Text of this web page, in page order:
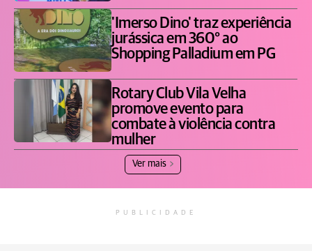
'Imerso Dino' traz experiência
jurássica em 360° ao
Shopping Palladium em PG
Rotary Club Vila Velha
promove evento para
combate à violência contra
mulher
Ver mais
PUBLICIDADE